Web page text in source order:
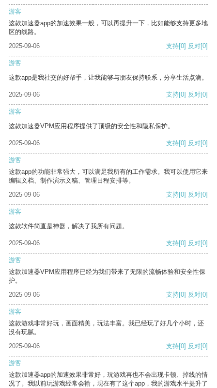
游客
这款加速器app的加速效果一般，可以再提升一下，比如能够支持更多地
区的线路。
2025-09-06
支持[0] 反对[0]
游客
这款app是我社交的好帮手，让我能够与朋友保持联系，分享生活点滴。
2025-09-06 支持[0] 反对[0]
游客
这款加速器VPM应用程序提供了顶级的安全性和隐私保护。
2025-09-06 支持[0] 反对[0]
游客
这款app的功能非常强大，可以满足我所有的工作需求。我可以使用它来
编辑文档、制作演示文稿、管理日程安排等。
2025-09-06
支持[0] 反对[0]
游客
这款软件简直是神器，解决了我所有问题。
2025-09-06 支持[0] 反对[0]
游客
这款加速器VPM应用程序已经为我们带来了无限的流畅体验和安全性保
护。
2025-09-06
支持[0] 反对[0]
游客
这款游戏非常好玩，画面精美，玩法丰富。我已经玩了好几个小时，还
没有玩腻。
2025-09-06
支持[0] 反对[0]
游客
这款加速器app的加速效果非常好，玩游戏再也不会出现卡顿、掉线的情
况了。我以前玩游戏经常会输，现在有了这个app，我的游戏水平提升了